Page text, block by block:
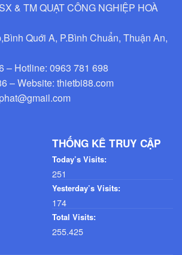
& TM QUẠT CÔNG NGHIỆP HOÀ
Quới A, P.Bình Chuẩn, Thuận An,
– Hotline: 0963 781 698
– Website: thietbi88.com
THỐNG KÊ TRUY CẬP
Today’s Visits:
251
Yesterday’s Visits:
174
Total Visits:
255.425